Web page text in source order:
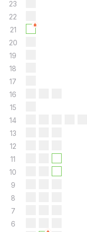
23
22
21
20
19
18
17
16
15
14
13
12
11
10
9
8
7
6